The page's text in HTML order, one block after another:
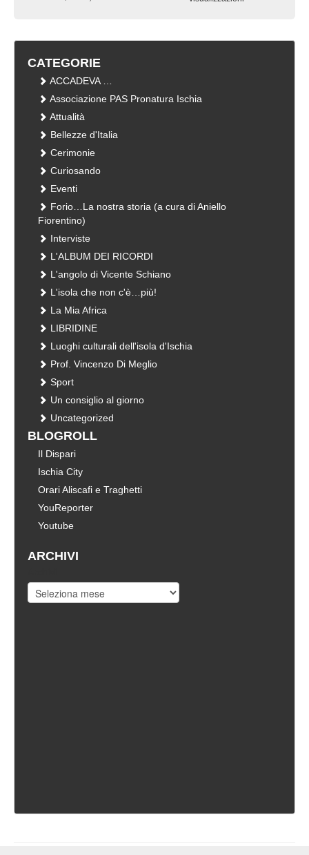
CATEGORIE
ACCADEVA …
Associazione PAS Pronatura Ischia
Attualità
Bellezze d'Italia
Cerimonie
Curiosando
Eventi
Forio…La nostra storia (a cura di Aniello
Fiorentino)
Interviste
L'ALBUM DEI RICORDI
L'angolo di Vicente Schiano
L'isola che non c'è…più!
La Mia Africa
LIBRIDINE
Luoghi culturali dell'isola d'Ischia
Prof. Vincenzo Di Meglio
Sport
Un consiglio al giorno
Uncategorized
BLOGROLL
Il Dispari
Ischia City
Orari Aliscafi e Traghetti
YouReporter
Youtube
ARCHIVI